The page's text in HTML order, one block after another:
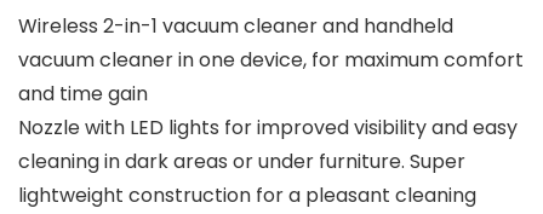
Wireless 2-in-1 vacuum cleaner and handheld
vacuum cleaner in one device, for maximum comfort
and time gain
Nozzle with LED lights for improved visibility and easy
cleaning in dark areas or under furniture. Super
lightweight construction for a pleasant cleaning